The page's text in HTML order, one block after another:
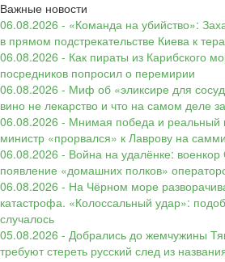
Важные новости
06.08.2026 - «Команда на убийство»:
в прямом подстрекательстве Киева к
06.08.2026 - Как пираты из Карибского
посредников попросил о перемирии
06.08.2026 - Миф об «эликсире для
вино не лекарство и что на самом деле
06.08.2026 - Мнимая победа и реальный
министр «прорвался» к Лаврову на
06.08.2026 - Война на удалёнке:
появление «домашних полков»
06.08.2026 - На Чёрном море
катастрофа. «Колоссальный удар»:
случалось
05.08.2026 - Добрались до жемчужины
требуют стереть русский след из